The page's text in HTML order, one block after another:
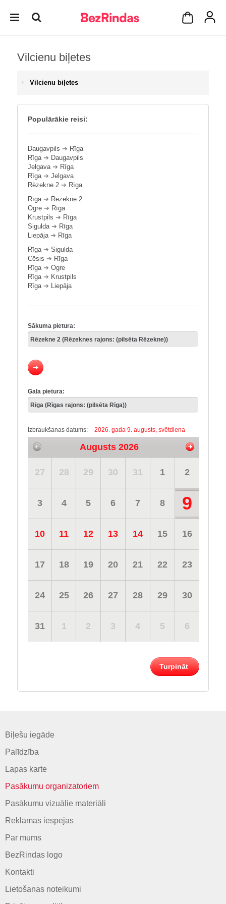
Vilcienu biļetes
Vilcienu biļetes
Populārākie reisi:
Daugavpils ➔ Rīga
Rīga➔ Daugavpils
Jelgava➔ Rīga
Rīga➔ Jelgava
Rēzekne 2 ➔ Rīga
Rīga➔ Rēzekne 2
Ogre ➔ Rīga
Krustpils ➔ Rīga
Sigulda➔ Rīga
Liepāja➔ Rīga
Rīga➔ Sigulda
Cēsis ➔ Rīga
Rīga➔ Ogre
Rīga➔ Krustpils
Rīga➔ Liepāja
Sākuma pietura:
Gala pietura:
Izbraukšanas datums: 2026. gada 9. augusts, svētdiena
Augusts 2026
27 28 29 30 31 1 2
3 4 5 6 7 8 9
10 11 12 13 14 15 16
17 18 19 20 21 22 23
24 25 26 27 28 29 30
31 1 2 3 4 5 6
Turpināt
Biļešu iegāde
Palīdzība
Lapas karte
Pasākumu organizatoriem
Pasākumu vizuālie materiāli
Reklāmas iespējas
Par mums
BezRindas logo
Kontakti
Lietošanas noteikumi